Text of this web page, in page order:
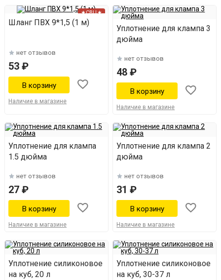
★СВЦ★
Шланг ПВХ 9*1,5 (1 м)
нет отзывов
53 ₽
Наличие в магазине
Уплотнение для клампа 3
дюйма
нет отзывов
48 ₽
Наличие в магазине
Уплотнение для клампа
1.5 дюйма
нет отзывов
27 ₽
Наличие в магазине
Уплотнение для клампа 2
дюйма
нет отзывов
31 ₽
Наличие в магазине
Уплотнение силиконовое
на куб, 20 л
Уплотнение силиконовое
на куб, 30-37 л